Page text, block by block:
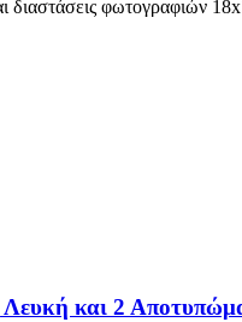
διαστάσεις φωτογραφιών
και 2